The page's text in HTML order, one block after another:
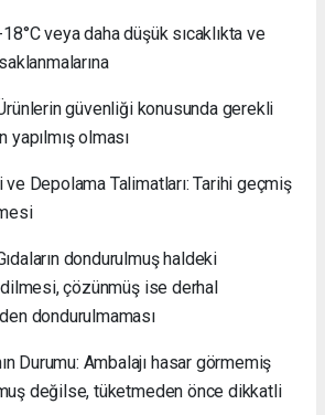
veya daha düşük sıcaklıkta ve
güvenliği konusunda gerekli
olması
ve Depolama Talimatları: Tarihi geçmiş
dondurulmuş haldeki
çözünmüş ise derhal
dondurulmaması
Durumu: Ambalajı hasar görmemiş
değilse, tüketmeden önce dikkatli